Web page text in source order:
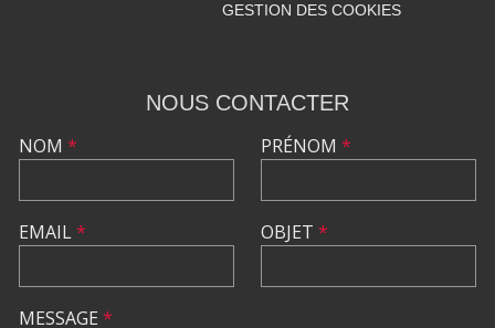
GESTION DES COOKIES
NOUS CONTACTER
NOM *
EMAIL*
PRÉNOM *
OBJET *
MESSAGE *